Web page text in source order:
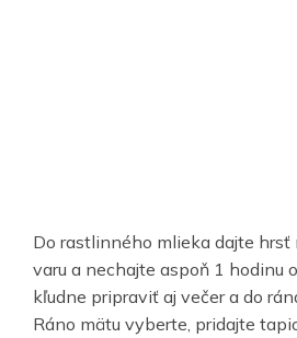
Do rastlinného mlieka dajte hrsť
varu a nechajte aspoň 1 hodinu
kľudne pripraviť aj večer a do
Ráno mätu vyberte, pridajte